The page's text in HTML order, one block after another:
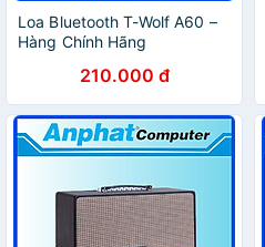
Loa Bluetooth T-Wolf A60 –
Hàng Chính Hãng
210.000 đ